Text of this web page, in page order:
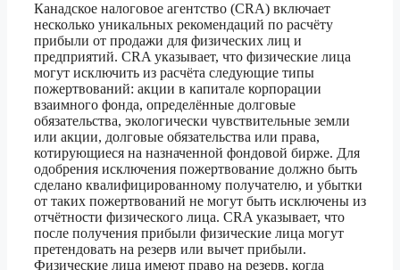
Канадское налоговое агентство (CRA) включает
несколько уникальных рекомендаций по расчёту
прибыли от продажи для физических лиц и
предприятий. CRA указывает, что физические лица
могут исключить из расчёта следующие типы
пожертвований: акции в капитале корпорации
взаимного фонда, определённые долговые
обязательства, экологически чувствительные земли
или акции, долговые обязательства или права,
котирующиеся на назначенной фондовой бирже. Для
одобрения исключения пожертвование должно быть
сделано квалифицированному получателю, и убытки
от таких пожертвований не могут быть исключены из
отчётности физического лица. CRA указывает, что
после получения прибыли физические лица могут
претендовать на резерв или вычет прибыли.
Физические лица имеют право на резерв, когда